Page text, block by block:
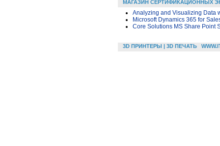
МАГАЗИН СЕРТИФИКАЦИОННЫХ
Analyzing and Visualizing Data
Microsoft Dynamics 365 for
Core Solutions MS Share Point
3D ПРИНТЕРЫ | 3D ПЕЧАТЬ